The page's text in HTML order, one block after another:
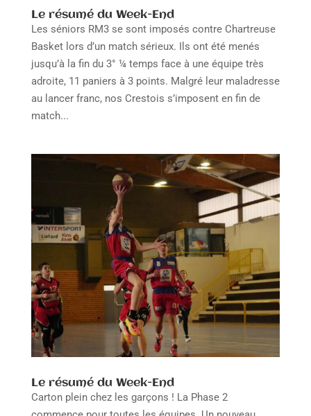
Le résumé du Week-End
Les séniors RM3 se sont imposés contre Chartreuse
Basket lors d’un match sérieux. Ils ont été menés
jusqu’à la fin du 3° ¼ temps face à une équipe très
adroite, 11 paniers à 3 points. Malgré leur maladresse
au lancer franc, nos Crestois s’imposent en fin de
match...
Le résumé du Week-End
Carton plein chez les garçons ! La Phase 2